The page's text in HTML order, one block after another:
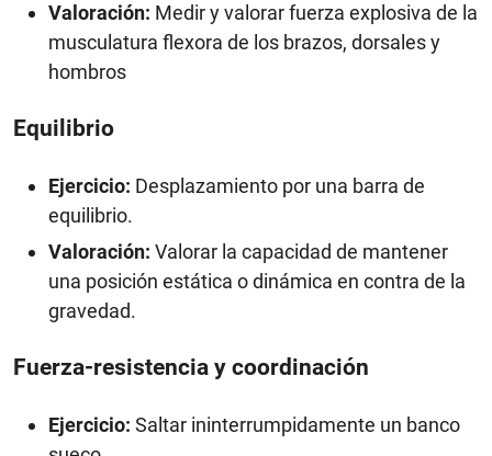
Valoración: Medir y valorar fuerza explosiva de la
musculatura flexora de los brazos, dorsales y
hombros
Equilibrio
Ejercicio: Desplazamiento por una barra de
equilibrio.
Valoración: Valorar la capacidad de mantener
una posición estática o dinámica en contra de la
gravedad.
Fuerza-resistencia y coordinación
Ejercicio: Saltar ininterrumpidamente un banco